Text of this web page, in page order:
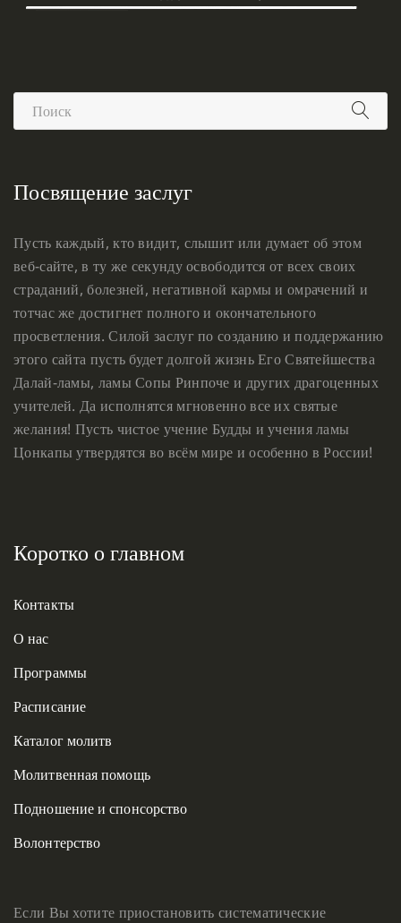
Посвящение заслуг
Пусть каждый, кто видит, слышит или думает об этом
веб-сайте, в ту же секунду освободится от всех своих
страданий, болезней, негативной кармы и омрачений и
тотчас же достигнет полного и окончательного
просветления. Силой заслуг по созданию и поддержанию
этого сайта пусть будет долгой жизнь Его Святейшества
Далай-ламы, ламы Сопы Ринпоче и других драгоценных
учителей. Да исполнятся мгновенно все их святые
желания! Пусть чистое учение Будды и учения ламы
Цонкапы утвердятся во всём мире и особенно в России!
Коротко о главном
Контакты
О нас
Программы
Расписание
Каталог молитв
Молитвенная помощь
Подношение и спонсорство
Волонтерство
Если Вы хотите приостановить систематические